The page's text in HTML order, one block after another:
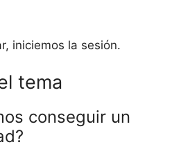
iniciemos la sesión.
tema
conseguir un